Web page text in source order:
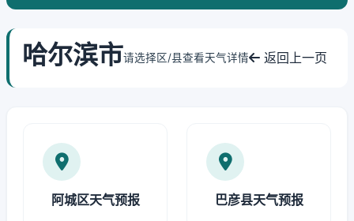
哈尔滨市请选择区/县查看天气详情 返回上一页
阿城区天气预报 巴彦县天气预报